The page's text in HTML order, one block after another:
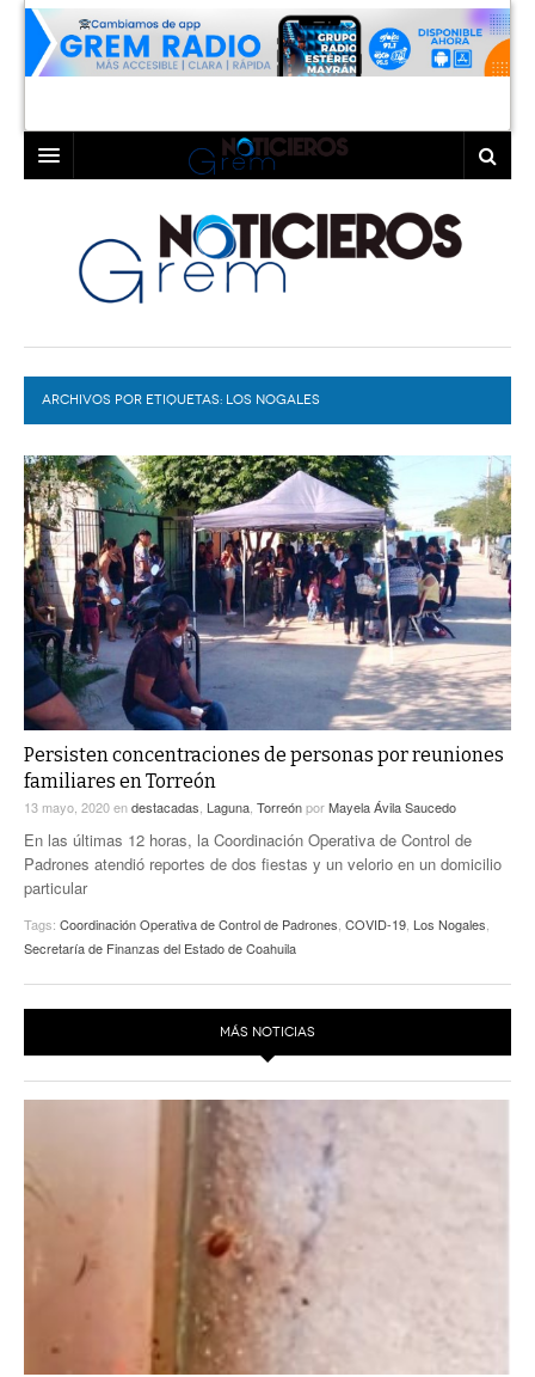
LAGUNA
TORREÓN
GÓMEZ PALACIO
LERDO
COAHUILA
DURANGO
DEPORTES
EXA
EL EXACTO
EXA INFORMA
GLOBO
CONTEXTOS
TRAYECTO LAGUNA
A MEDIA MAÑANA
A TODA LEY
DIÁLOGOS CON LA HISTORIA
TWEETS AND BEATS
LA MEJOR 97.1 ESTÉREO GALLITO
ACTUALIDADES GREM
PULSO
LA MEJOR INFORMACIÓN
COLABORADORES
PC29
ACTUALIDADES GREM
ARCHIVOS POR ETIQUETAS: LOS NOGALES
Persisten concentraciones de personas por reuniones
familiares en Torreón
13 mayo, 2020endestacadas Laguna TorreónporMayela Ávila Saucedo
En las últimas 12 horas, la Coordinación Operativa de Control de
Padrones atendió reportes de dos fiestas y un velorio en un domicilio
particular
Tags: Coordinación Operativa de Control de Padrones COVID-19 Los Nogales
Secretaría de Finanzas del Estado de Coahuila
MÁS NOTICIAS